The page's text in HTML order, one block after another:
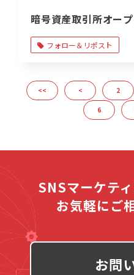
暗号資産取引所オー
フォロー＆リポスト
<< < 2
6
SNSマーケテ
お気軽にご
お問